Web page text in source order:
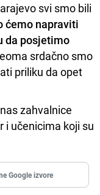
svi smo bili
ćemo napraviti
da posjetimo
srdačno smo
priliku da opet
zahvalnice
i učenicima koji su
Google izvore